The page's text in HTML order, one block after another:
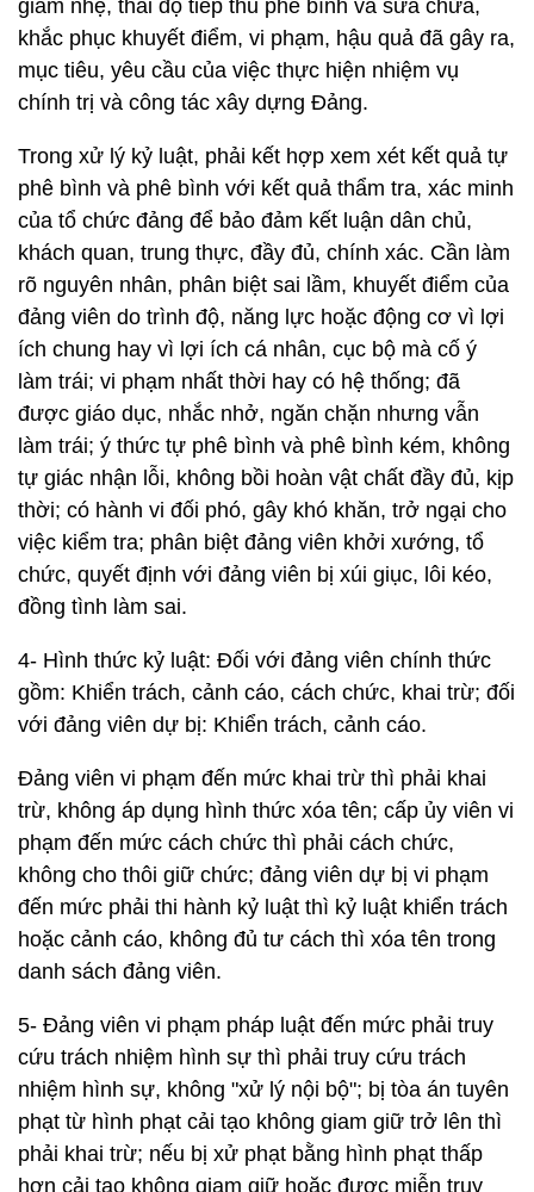
giảm nhẹ, thái độ tiếp thu phê bình và sửa chữa,
khắc phục khuyết điểm, vi phạm, hậu quả đã gây ra,
mục tiêu, yêu cầu của việc thực hiện nhiệm vụ
chính trị và công tác xây dựng Đảng.
Trong xử lý kỷ luật, phải kết hợp xem xét kết quả tự
phê bình và phê bình với kết quả thẩm tra, xác minh
của tổ chức đảng để bảo đảm kết luận dân chủ,
khách quan, trung thực, đầy đủ, chính xác. Cần làm
rõ nguyên nhân, phân biệt sai lầm, khuyết điểm của
đảng viên do trình độ, năng lực hoặc động cơ vì lợi
ích chung hay vì lợi ích cá nhân, cục bộ mà cố ý
làm trái; vi phạm nhất thời hay có hệ thống; đã
được giáo dục, nhắc nhở, ngăn chặn nhưng vẫn
làm trái; ý thức tự phê bình và phê bình kém, không
tự giác nhận lỗi, không bồi hoàn vật chất đầy đủ, kịp
thời; có hành vi đối phó, gây khó khăn, trở ngại cho
việc kiểm tra; phân biệt đảng viên khởi xướng, tổ
chức, quyết định với đảng viên bị xúi giục, lôi kéo,
đồng tình làm sai.
4- Hình thức kỷ luật: Đối với đảng viên chính thức
gồm: Khiển trách, cảnh cáo, cách chức, khai trừ; đối
với đảng viên dự bị: Khiển trách, cảnh cáo.
Đảng viên vi phạm đến mức khai trừ thì phải khai
trừ, không áp dụng hình thức xóa tên; cấp ủy viên vi
phạm đến mức cách chức thì phải cách chức,
không cho thôi giữ chức; đảng viên dự bị vi phạm
đến mức phải thi hành kỷ luật thì kỷ luật khiển trách
hoặc cảnh cáo, không đủ tư cách thì xóa tên trong
danh sách đảng viên.
5- Đảng viên vi phạm pháp luật đến mức phải truy
cứu trách nhiệm hình sự thì phải truy cứu trách
nhiệm hình sự, không "xử lý nội bộ"; bị tòa án tuyên
phạt từ hình phạt cải tạo không giam giữ trở lên thì
phải khai trừ; nếu bị xử phạt bằng hình phạt thấp
hơn cải tạo không giam giữ hoặc được miễn truy